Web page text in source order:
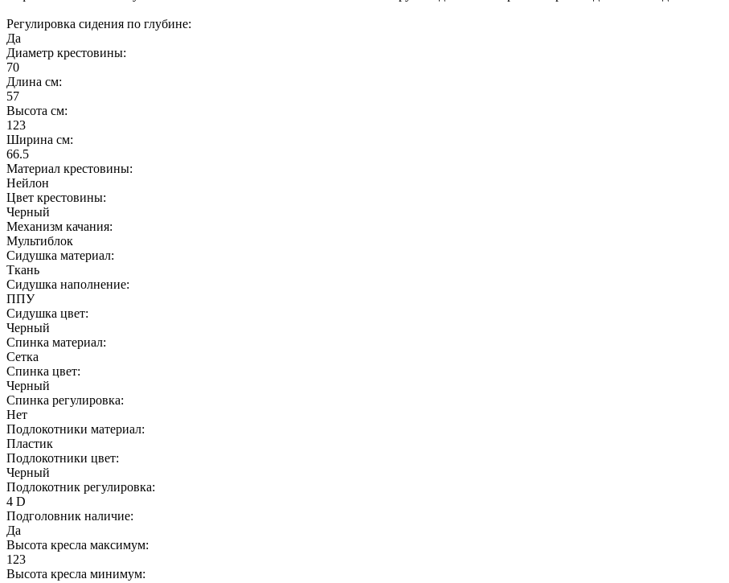
Регулировка сидения по глубине:
Да
Диаметр крестовины:
70
Длина см:
57
Высота см:
123
Ширина см:
66.5
Материал крестовины:
Нейлон
Цвет крестовины:
Черный
Механизм качания:
Мультиблок
Сидушка материал:
Ткань
Сидушка наполнение:
ППУ
Сидушка цвет:
Черный
Спинка материал:
Сетка
Спинка цвет:
Черный
Спинка регулировка:
Нет
Подлокотники материал:
Пластик
Подлокотники цвет:
Черный
Подлокотник регулировка:
4 D
Подголовник наличие:
Да
Высота кресла максимум:
123
Высота кресла минимум: